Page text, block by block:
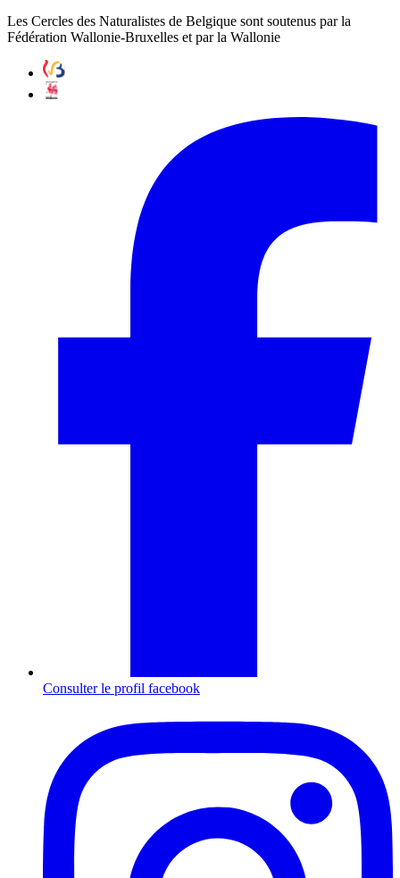
Les Cercles des Naturalistes de Belgique sont soutenus par la
Fédération Wallonie-Bruxelles et par la Wallonie
Consulter le profil facebook